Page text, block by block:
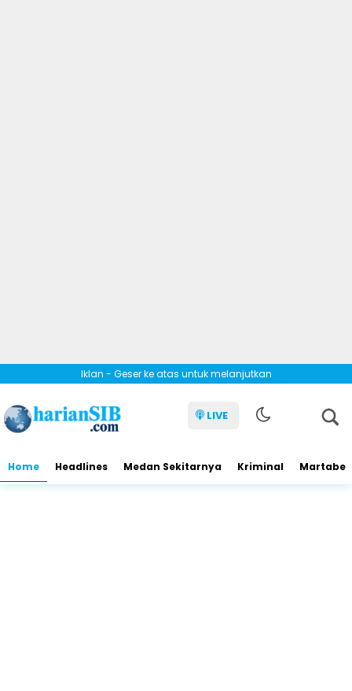
Iklan - Geser ke atas untuk melanjutkan
LIVE
Home Headlines Medan Sekitarnya Kriminal Martabe